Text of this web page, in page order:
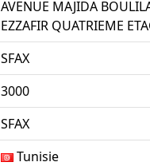
AVENUE MAJIDA
EZZAFIR QUATRIEME
SFAX
3000
SFAX
Tunisie